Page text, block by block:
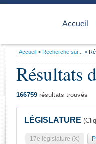
Accueil
d'accueil
Général
Vous
Accueil Recherche sur...
Résultats
166759 résultats trouvés
LÉGISLATURE
17e législature (X)